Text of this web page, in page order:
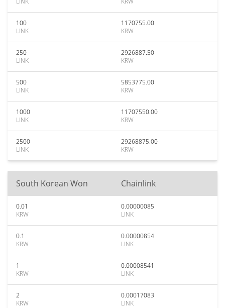
100
LINK
1170755.00
KRW
250
LINK
2926887.50
KRW
500
LINK
5853775.00
KRW
1000
LINK
11707550.00
KRW
2500
LINK
29268875.00
KRW
South Korean Won Chainlink
0.01
KRW
0.00000085
LINK
0.1
KRW
0.00000854
LINK
1
KRW
0.00008541
LINK
2
KRW
0.00017083
LINK